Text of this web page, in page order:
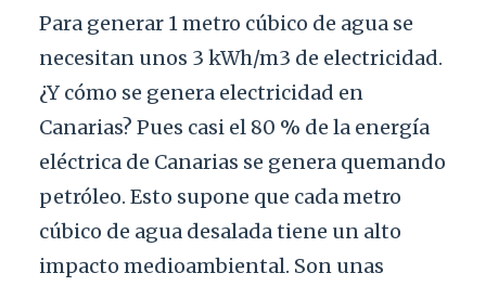
Para generar 1 metro cúbico de agua se
necesitan unos 3 kWh/m3 de electricidad.
¿Y cómo se genera electricidad en
Canarias? Pues casi el 80 % de la energía
eléctrica de Canarias se genera quemando
petróleo. Esto supone que cada metro
cúbico de agua desalada tiene un alto
impacto medioambiental. Son unas